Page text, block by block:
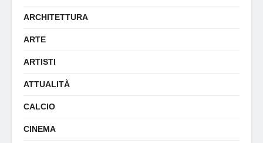
ARCHITETTURA
ARTE
ARTISTI
ATTUALITÀ
CALCIO
CINEMA